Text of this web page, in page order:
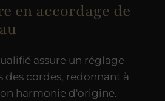
en accordage de
assure un réglage
cordes, redonnant à
harmonie d'origine.